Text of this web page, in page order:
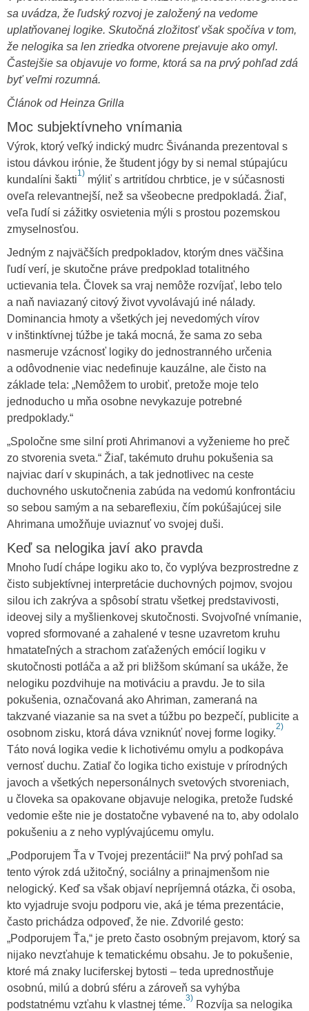
sa uvádza, že ľudský rozvoj je založený na vedome
uplatňovanej logike. Skutočná zložitosť však spočíva v tom,
že nelogika sa len zriedka otvorene prejavuje ako omyl.
Častejšie sa objavuje vo forme, ktorá sa na prvý pohľad zdá
byť veľmi rozumná.
Článok od Heinza Grilla
Moc subjektívneho vnímania
Výrok, ktorý veľký indický mudrc Šivánanda prezentoval s
istou dávkou irónie, že študent jógy by si nemal stúpajúcu
kundalíni šakti
1)
mýliť s artritídou chrbtice, je v súčasnosti
oveľa relevantnejší, než sa všeobecne predpokladá. Žiaľ,
veľa ľudí si zážitky osvietenia mýli s prostou pozemskou
zmyselnosťou.
Jedným z najväčších predpokladov, ktorým dnes väčšina
ľudí verí, je skutočne práve predpoklad totalitného
uctievania tela. Človek sa vraj nemôže rozvíjať, lebo telo
a naň naviazaný citový život vyvolávajú iné nálady.
Dominancia hmoty a všetkých jej nevedomých vírov
v inštinktívnej túžbe je taká mocná, že sama zo seba
nasmeruje vzácnosť logiky do jednostranného určenia
a odôvodnenie viac nedefinuje kauzálne, ale čisto na
základe tela: „Nemôžem to urobiť, pretože moje telo
jednoducho u mňa osobne nevykazuje potrebné
predpoklady.“
„Spoločne sme silní proti Ahrimanovi a vyženieme ho preč
zo stvorenia sveta.“ Žiaľ, takémuto druhu pokušenia sa
najviac darí v skupinách, a tak jednotlivec na ceste
duchovného uskutočnenia zabúda na vedomú konfrontáciu
so sebou samým a na sebareflexiu, čím pokúšajúcej sile
Ahrimana umožňuje uviaznuť vo svojej duši.
Keď sa nelogika javí ako pravda
Mnoho ľudí chápe logiku ako to, čo vyplýva bezprostredne z
čisto subjektívnej interpretácie duchovných pojmov, svojou
silou ich zakrýva a spôsobí stratu všetkej predstavivosti,
ideovej sily a myšlienkovej skutočnosti. Svojvoľné vnímanie,
vopred sformované a zahalené v tesne uzavretom kruhu
hmatateľných a strachom zaťažených emócií logiku v
skutočnosti potláča a až pri bližšom skúmaní sa ukáže, že
nelogiku pozdvihuje na motiváciu a pravdu. Je to sila
pokušenia, označovaná ako Ahriman, zameraná na
takzvané viazanie sa na svet a túžbu po bezpečí, publicite a
osobnom zisku, ktorá dáva vzniknúť novej forme logiky.
2)
Táto nová logika vedie k lichotivému omylu a podkopáva
vernosť duchu. Zatiaľ čo logika ticho existuje v prírodných
javoch a všetkých nepersonálnych svetových stvoreniach,
u človeka sa opakovane objavuje nelogika, pretože ľudské
vedomie ešte nie je dostatočne vybavené na to, aby odolalo
pokušeniu a z neho vyplývajúcemu omylu.
„Podporujem Ťa v Tvojej prezentácii!“ Na prvý pohľad sa
tento výrok zdá užitočný, sociálny a prinajmenšom nie
nelogický. Keď sa však objaví nepríjemná otázka, či osoba,
kto vyjadruje svoju podporu vie, aká je téma prezentácie,
často prichádza odpoveď, že nie. Zdvorilé gesto:
„Podporujem Ťa,“ je preto často osobným prejavom, ktorý sa
nijako nevzťahuje k tematickému obsahu. Je to pokušenie,
ktoré má znaky luciferskej bytosti – teda uprednostňuje
osobnú, milú a dobrú sféru a zároveň sa vyhýba
podstatnému vzťahu k vlastnej téme.
3)
Rozvíja sa nelogika